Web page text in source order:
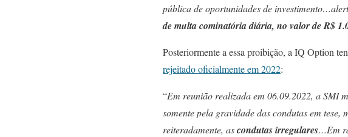
pública de oportunidades de
de multa cominatória diária, no valor de R$
Posteriormente a essa proibição, a IQ Option
rejeitado oficialmente em 2022:
“Em reunião realizada em 06.09.2022, a SMI
somente pela gravidade das condutas em
reiteradamente, ascondutas irregulares…Em